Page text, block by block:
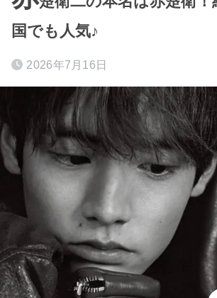
国でも人気♪
2026年7月16日